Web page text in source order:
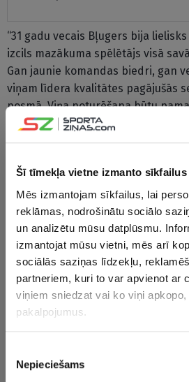
Šī tīmekļa vietne izmanto sīkfailus
Mēs izmantojam sīkfailus, lai
reklāmas, nodrošinātu sociālo
un analizētu mūsu datplūsmu.
izmantojat mūsu vietni, mēs arī
sociālās saziņas līdzekļu,
partneriem, kuri to var apvienot ar
viņiem sniedzat vai ko viņi
pakalpojumus.
izvēle
Nepieciešams
“31 gadu vecais Bļugers bija
izcils mazākuma spēlētājs visā
Gan jaunie komandas biedri, gan
viņam līdera kvalitātes pagājušās
posmā. Viņa noturēšana būtu
atbilstoša. Viņš ir noderīgs
izdevīgs mērķis titula
pozīcijā.”
“Viņa iemaņas vairāk der ceturtās
kurš spēj noslēgt uzbrukumus.
spēju kritiskās situācijās pacelties
komandā ar nopietnām
noteiktu būtu komandā, kur tam
arhetipu – kreisrocis ceturtās
sarežģītāk monetizēt pēdējos 24
komandas biedra un spēlētāja, ja
viņu līgumu uz īsu termiņu, diez vai